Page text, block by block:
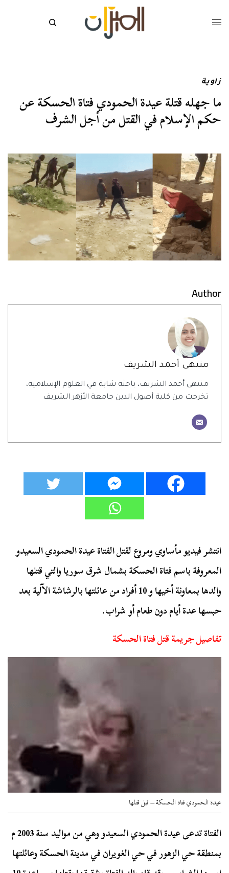
زاوية
ما جهله قتلة عيدة الحمودي فتاة الحسكة عن
حكم الإسلام في القتل من أجل الشرف
Author
منتهى أحمد الشريف
منتهى أحمد الشريف، باحثة شابة في العلوم الإسلامية،
تخرجت من كلية أصول الدين جامعة الأزهر الشريف
انتشر فيديو مأساوي ومروع لقتل الفتاة عيدة الحمودي السعيدو
المعروفة باسم فتاة الحسكة بشمال شرق سوريا والتي قتلها
والدها بمعاونة أخيها و 10 أفراد من عائلتها بالرشاشة الآلية بعد
حبسها عدة أيام دون طعام أو شراب.
تفاصيل جريمة قتل فتاة الحسكة
عيدة الحمودي فتاة الحسكة – قبل قتلها
الفتاة تدعى عيدة الحمودي السعيدو وهي من مواليد سنة 2003 م
بمنطقة حي الزهور في حي الغويران في مدينة الحسكة وعائلتها